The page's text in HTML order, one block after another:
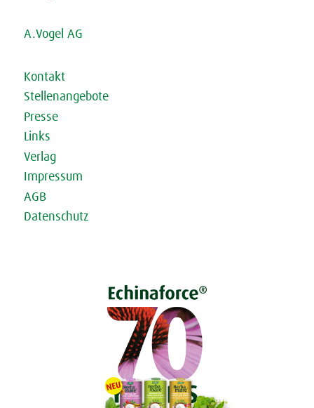
A.Vogel AG
Kontakt
Stellenangebote
Presse
Links
Verlag
Impressum
AGB
Datenschutz